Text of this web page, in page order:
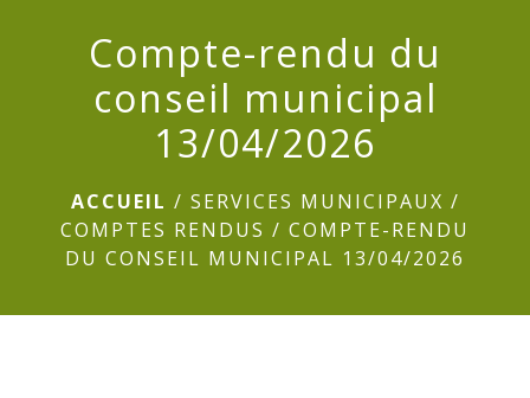
Compte-rendu du
conseil municipal
13/04/2026
ACCUEIL / SERVICES MUNICIPAUX /
COMPTES RENDUS / COMPTE-RENDU
DU CONSEIL MUNICIPAL 13/04/2026